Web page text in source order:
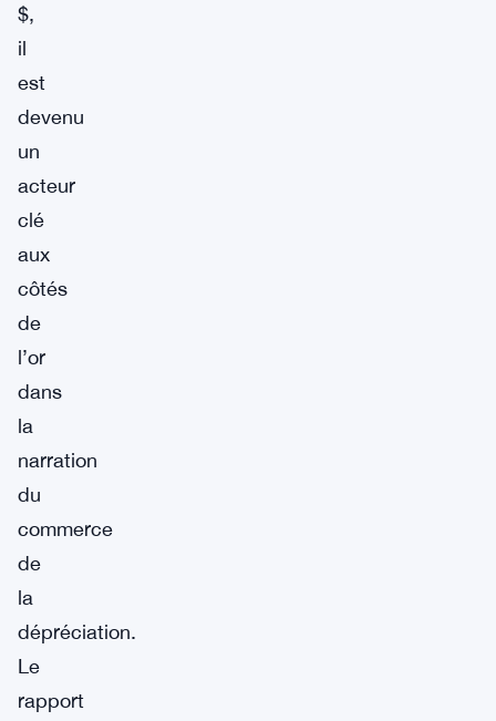
$,
il
est
devenu
un
acteur
clé
aux
côtés
de
l’or
dans
la
narration
du
commerce
de
la
dépréciation.
Le
rapport